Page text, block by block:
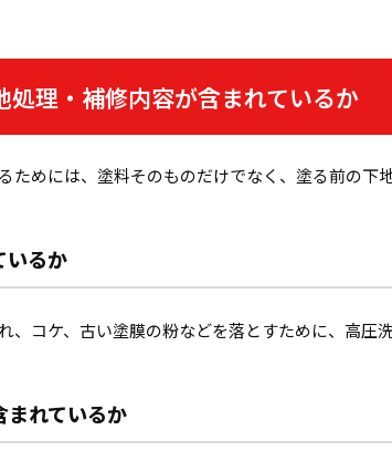
処理・補修内容が含まれているか
ためには、塗料そのものだけでなく、塗る前の下
いるか
、コケ、古い塗膜の粉などを落とすために、高圧
まれているか